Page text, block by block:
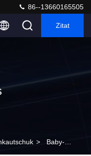
86--13660165505
Zitat
> Baby-